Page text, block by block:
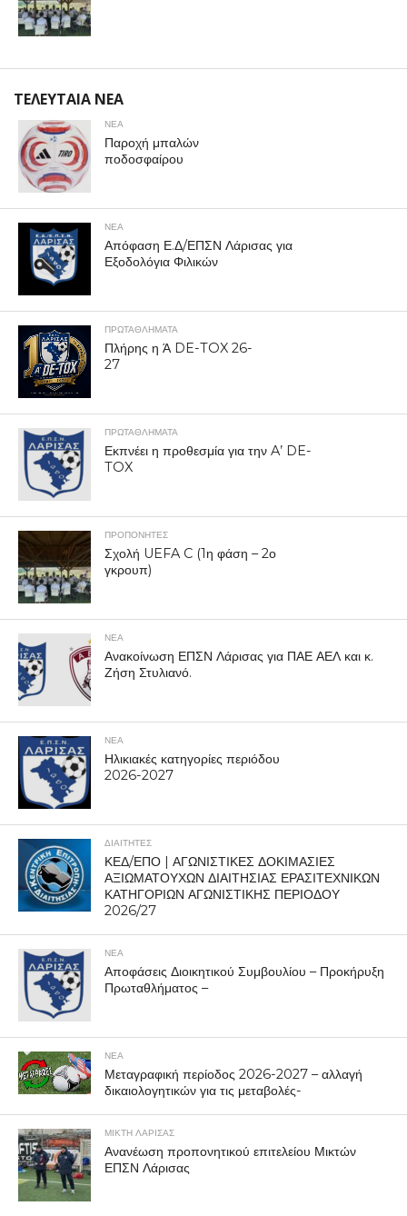
ΤΕΛΕΥΤΑΙΑ ΝΕΑ
ΝΕΑ
Παροχή μπαλών
ποδοσφαίρου
ΝΕΑ
Απόφαση Ε.Δ/ΕΠΣΝ Λάρισας για
Εξοδολόγια Φιλικών
ΠΡΩΤΑΘΛΉΜΑΤΑ
Πλήρης η Ά DE-TOX 26-
27
ΠΡΩΤΑΘΛΉΜΑΤΑ
Εκπνέει η προθεσμία για την A’ DE-
TOX
ΠΡΟΠΟΝΗΤΈΣ
Σχολή UEFA C (1η φάση – 2ο
γκρουπ)
ΝΕΑ
Ανακοίνωση ΕΠΣΝ Λάρισας για ΠΑΕ ΑΕΛ και κ.
Ζήση Στυλιανό.
ΝΕΑ
Ηλικιακές κατηγορίες περιόδου
2026-2027
ΔΙΑΙΤΗΤΕΣ
ΚΕΔ/ΕΠΟ | ΑΓΩΝΙΣΤΙΚΕΣ ΔΟΚΙΜΑΣΙΕΣ
ΑΞΙΩΜΑΤΟΥΧΩΝ ΔΙΑΙΤΗΣΙΑΣ ΕΡΑΣΙΤΕΧΝΙΚΩΝ
ΚΑΤΗΓΟΡΙΩΝ ΑΓΩΝΙΣΤΙΚΗΣ ΠΕΡΙΟΔΟΥ
2026/27
ΝΕΑ
Αποφάσεις Διοικητικού Συμβουλίου – Προκήρυξη
Πρωταθλήματος –
ΝΕΑ
Μεταγραφική περίοδος 2026-2027 – αλλαγή
δικαιολογητικών για τις μεταβολές-
ΜΙΚΤΗ ΛΑΡΙΣΑΣ
Ανανέωση προπονητικού επιτελείου Μικτών
ΕΠΣΝ Λάρισας